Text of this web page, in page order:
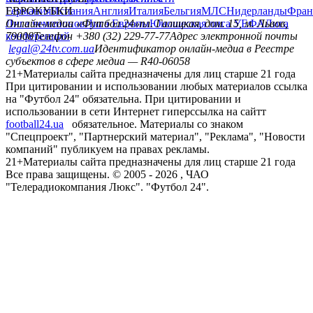
ГерманияИспанияАнглияИталияБельгияМЛСНидерланды
ЕВРОКУБКИ
Лига чемпионовЛига ЕвропыЮношеская лига УЕФАЛига
конференций
Онлайн-медиа «Футбол 24»пл. Галицкая, дом. 15, м. Львов,
79008Телефон +380 (32) 229-77-77Адрес электронной почты
legal@24tv.com.uaИдентификатор онлайн-медиа в Реестре
субъектов в сфере медиа — R40-06058
21+Материалы сайта предназначены для лиц старше 21 года
При цитировании и использовании любых материалов ссылка
на "Футбол 24" обязательна. При цитировании и
использовании в сети Интернет гиперссылка на сайтт
football24.ua
обязательное. Материалы со знаком
"Спецпроект", "Партнерский материал", "Реклама", "Новости
компаний" публикуем на правах рекламы.
21+Материалы сайта предназначены для лиц старше 21 года
Все права защищены. © 2005 - 2026 , ЧАО
"Телерадиокомпания Люкс". "Футбол 24".